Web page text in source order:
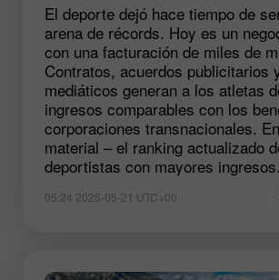
El deporte dejó hace tiempo de
arena de récords. Hoy es un
con una facturación de miles de
Contratos, acuerdos publicitarios
mediáticos generan a los atletas
ingresos comparables con los
corporaciones transnacionales.
material – el ranking actualizado
deportistas con mayores ingresos.
05:24 2025-05-21 UTC+00